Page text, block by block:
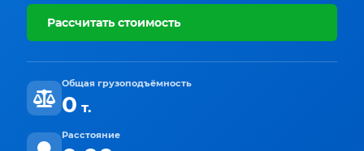
Рассчитать стоимость
Общая грузоподъёмность
0 т.
Расстояние